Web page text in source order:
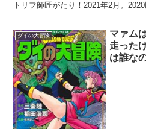
トリフ師匠がたり！2021年2月。
ダイの大冒険
マァム
走った
は誰な